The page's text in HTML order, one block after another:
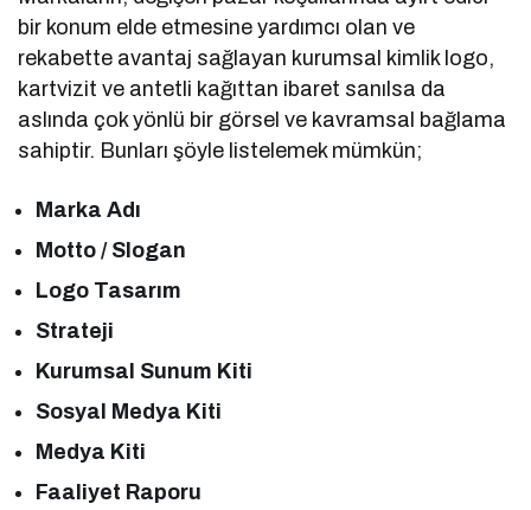
bir konum elde etmesine yardımcı olan ve
rekabette avantaj sağlayan kurumsal kimlik logo,
kartvizit ve antetli kağıttan ibaret sanılsa da
aslında çok yönlü bir görsel ve kavramsal bağlama
sahiptir. Bunları şöyle listelemek mümkün;
Marka Adı
Motto / Slogan
Logo Tasarım
Strateji
Kurumsal Sunum Kiti
Sosyal Medya Kiti
Medya Kiti
Faaliyet Raporu